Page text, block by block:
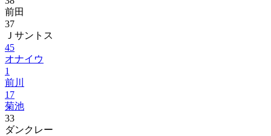
前田
37
Ｊサントス
45
オナイウ
1
前川
17
菊池
33
ダンクレー